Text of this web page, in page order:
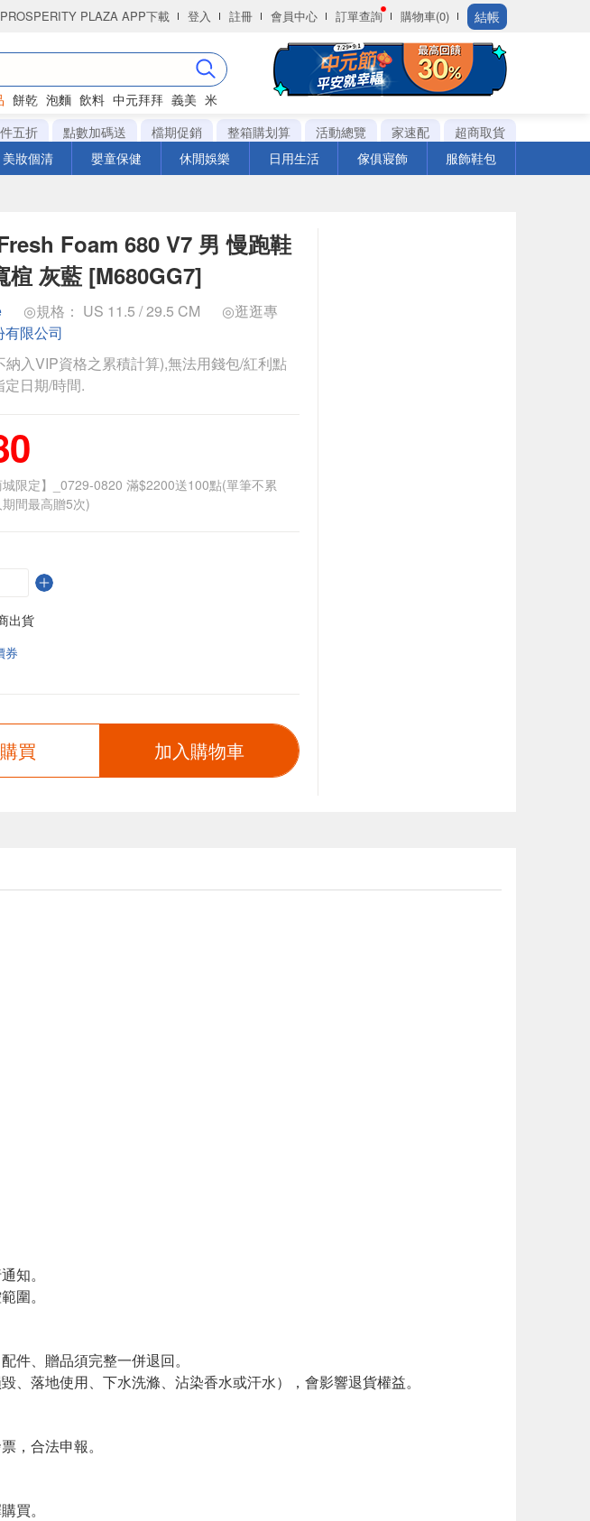
PROSPERITY PLAZA APP下載 登入 註冊 會員中心 訂單查詢 購物車(0) 結帳
餅乾 泡麵 飲料 中元拜拜 義美 米
五折 點數加碼送 檔期促銷 整箱購划算 活動總覽 家速配
超商取貨
美妝個清 嬰童保健 休閒娛樂 日用生活 傢俱寢飾 服飾鞋包
Foam 680 V7 男 慢跑鞋
楦 灰藍 [M680GG7]
◎規格： US 11.5 / 29.5 CM
◎逛逛專
限公司
入VIP資格之累積計算),無法用錢包/紅利點
日期/時間.
城限定】_0729-0820 滿$2200送100點(單筆不累
間最高贈5次)
出貨
券
買 加入購物車
知。
圍。
、贈品須完整一併退回。
落地使用、下水洗滌、沾染香水或汗水），會影響退貨權益。
，合法申報。
買。